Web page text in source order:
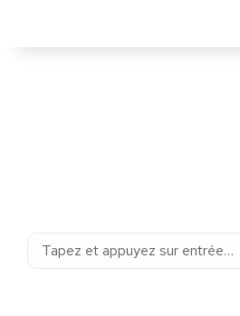
Recherche